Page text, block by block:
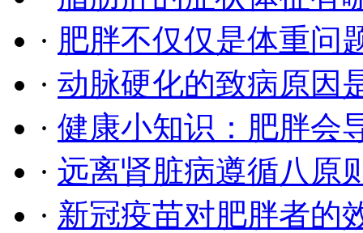
· 肥胖不仅仅是体重问
· 动脉硬化的致病原因
· 健康小知识：肥胖会
· 远离肾脏病遵循八原
· 新冠疫苗对肥胖者的